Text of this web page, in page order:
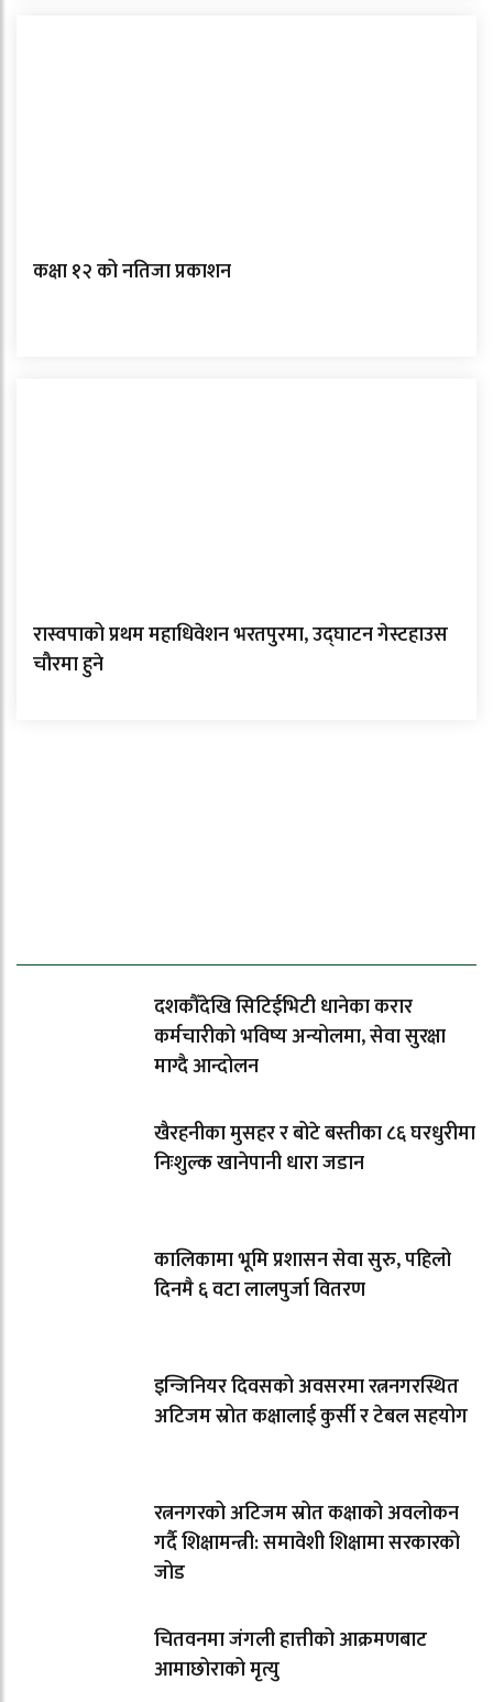
कक्षा १२ को नतिजा प्रकाशन
रास्वपाको प्रथम महाधिवेशन भरतपुरमा, उद्घाटन गेस्टहाउस
चौरमा हुने
दशकौँदेखि सिटिईभिटी धानेका करार
कर्मचारीको भविष्य अन्योलमा, सेवा सुरक्षा
माग्दै आन्दोलन
खैरहनीका मुसहर र बोटे बस्तीका ८६ घरधुरीमा
निःशुल्क खानेपानी धारा जडान
कालिकामा भूमि प्रशासन सेवा सुरु, पहिलो
दिनमै ६ वटा लालपुर्जा वितरण
इन्जिनियर दिवसको अवसरमा रत्ननगरस्थित
अटिजम स्रोत कक्षालाई कुर्सी र टेबल सहयोग
रत्ननगरको अटिजम स्रोत कक्षाको अवलोकन
गर्दै शिक्षामन्त्री: समावेशी शिक्षामा सरकारको
जोड
चितवनमा जंगली हात्तीको आक्रमणबाट
आमाछोराको मृत्यु